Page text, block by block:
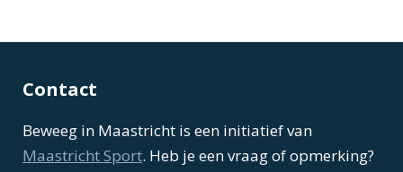
Contact
Beweeg in Maastricht is een initiatief van
Maastricht Sport. Heb je een vraag of opmerking?